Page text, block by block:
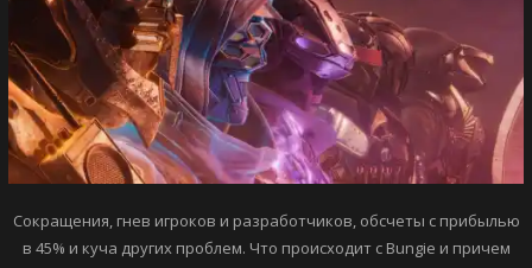
Сокращения, гнев игроков и разработчиков, обсчеты с прибылью
в 45% и куча других проблем. Что происходит с Bungie и причем